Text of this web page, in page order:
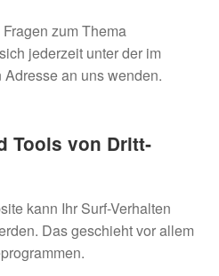
zum Thema
jederzeit unter der im
an uns wenden.
Tools von Dritt­
kann Ihr Surf-Verhalten
Das geschieht vor allem